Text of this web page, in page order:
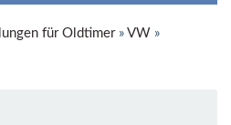
für Oldtimer» VW »